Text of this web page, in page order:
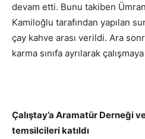
devam etti. Bunu takiben
Kamiloğlu tarafından yapılan
çay kahve arası verildi. Ara
karma sınıfa ayrılarak
Çalıştay’a Aramatür Derneği
temsilcileri katıldı